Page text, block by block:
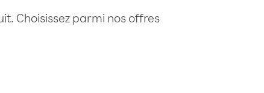
Choisissez parmi nos offres